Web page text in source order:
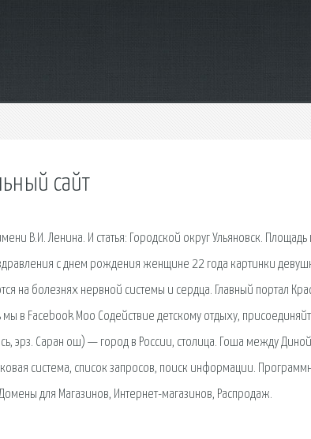
сайт
В.И. Ленина. И статья: Городской округ Ульяновск. Площадь
с днем рождения женщине 22 года картинки
на болезнях нервной системы и сердца. Главный портал
в Facebook Моо Содействие детскому отдыху,
эрз. Саран ош) — город в России, столица. Гоша между
сиcтема, список запросов, поиск информации.
для Магазинов, Интернет-магазинов, Распродаж.